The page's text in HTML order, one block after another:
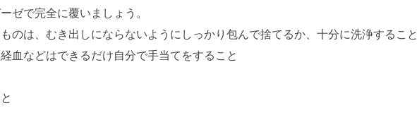
ゼで完全に覆いましょう。
のは、むき出しにならないようにしっかり包んで捨てるか、十分に洗浄すること
血などはできるだけ自分で手当てをすること